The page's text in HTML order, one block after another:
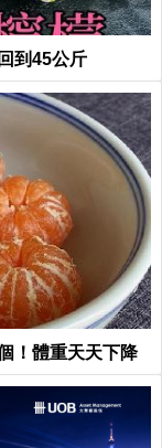
到45公斤
！體重天天下降